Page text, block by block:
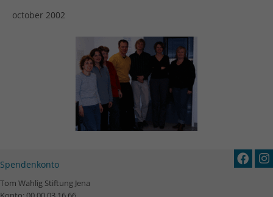
october 2002
Spendenkonto
Tom Wahlig Stiftung Jena